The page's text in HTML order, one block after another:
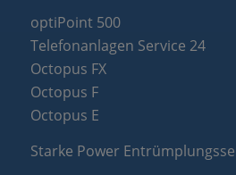
optiPoint 500
Telefonanlagen Service 24
Octopus FX
Octopus F
Octopus E
Starke Power